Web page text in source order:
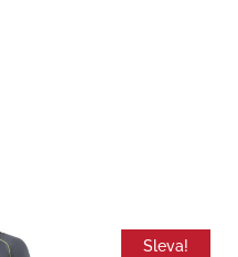
Sleva!